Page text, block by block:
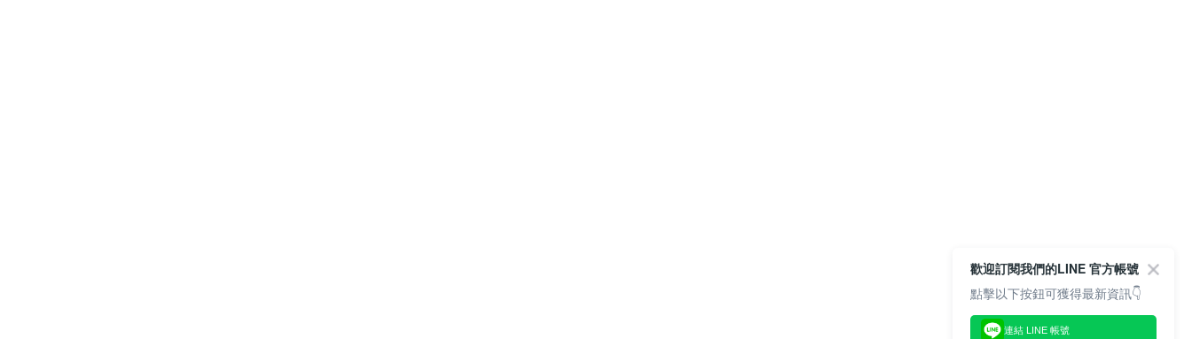
歡迎訂閱我們的LINE 官方帳號
點擊以下按鈕可獲得最新資訊👇
連結 LINE 帳號